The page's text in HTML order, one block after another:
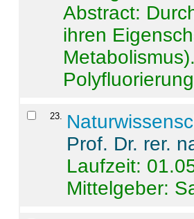
Abstract:
ihren
23.
Prof. Dr. rer.
Laufzeit:
Mittelgeber: